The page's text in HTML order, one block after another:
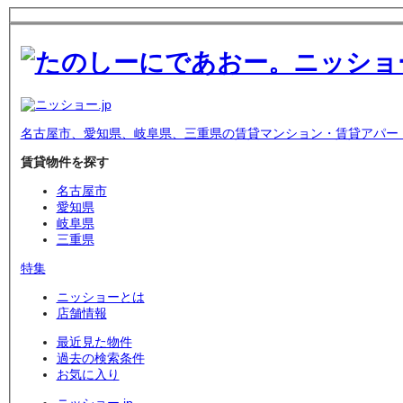
名古屋市、愛知県、岐阜県、三重県の賃貸マンション・賃貸アパー
賃貸物件を探す
名古屋市
愛知県
岐阜県
三重県
特集
ニッショーとは
店舗情報
最近見た物件
過去の検索条件
お気に入り